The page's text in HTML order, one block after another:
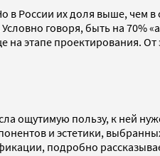
России их доля выше, чем
говоря, быть на 70%
этапе проектирования.
ощутимую пользу, к ней
и эстетики,
подробно